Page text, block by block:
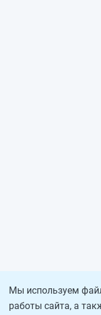
Мы используем
работы сайта, а